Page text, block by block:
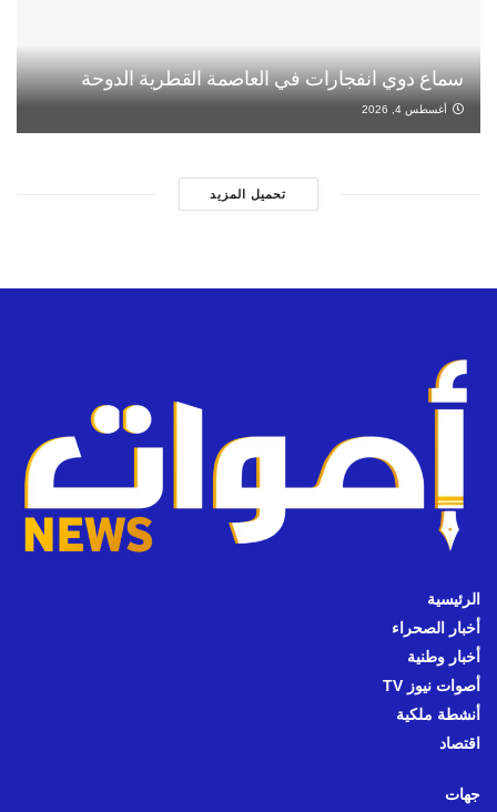
سماع دوي انفجارات في العاصمة القطرية الدوحة
أغسطس 4, 2026
تحميل المزيد
الرئيسية
أخبار الصحراء
أخبار وطنية
أصوات نيوز TV
أنشطة ملكية
اقتصاد
جهات